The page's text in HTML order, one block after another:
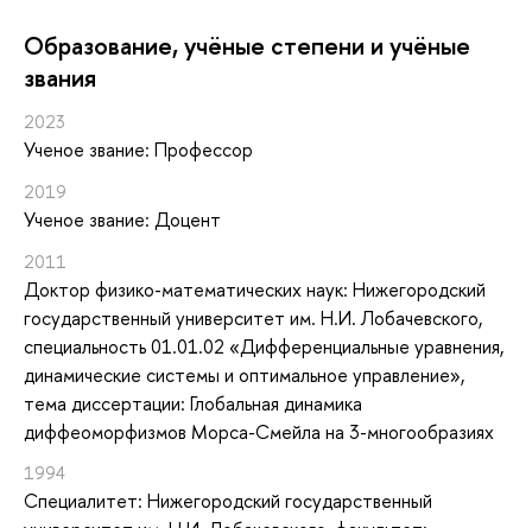
Oбразование, учёные степени и учёные
звания
2023
Ученое звание: Профессор
2019
Ученое звание: Доцент
2011
Доктор физико-математических наук: Нижегородский
государственный университет им. Н.И. Лобачевского,
специальность 01.01.02 «Дифференциальные уравнения,
динамические системы и оптимальное управление»,
тема диссертации: Глобальная динамика
диффеоморфизмов Морса-Смейла на 3-многообразиях
1994
Специалитет: Нижегородский государственный